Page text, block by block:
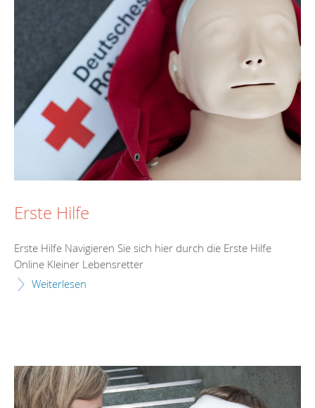
Erste Hilfe
Erste Hilfe Navigieren Sie sich hier durch die Erste Hilfe
Online Kleiner Lebensretter
Weiterlesen